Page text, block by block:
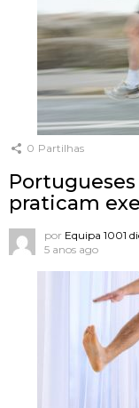
0 Partilhas
praticam
por Equipa 1001
5 anos ago